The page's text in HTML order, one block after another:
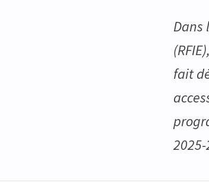
Dans
fait